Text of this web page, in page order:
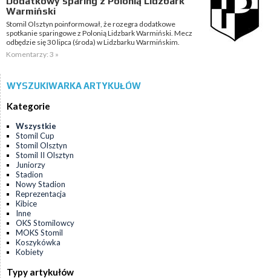
Warmiński
Stomil Olsztyn poinformował, że rozegra dodatkowe
spotkanie sparingowe z Polonią Lidzbark Warmiński. Mecz
odbędzie się 30 lipca (środa) w Lidzbarku Warmińskim.
Komentarzy: 3 »
WYSZUKIWARKA ARTYKUŁÓW
Kategorie
Wszystkie
Stomil Cup
Stomil Olsztyn
Stomil II Olsztyn
Juniorzy
Stadion
Nowy Stadion
Reprezentacja
Kibice
Inne
OKS Stomilowcy
MOKS Stomil
Koszykówka
Kobiety
Typy artykułów